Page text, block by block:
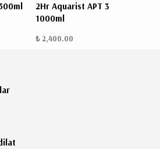
2Hr Aquarist APT 3
1000ml
₺ 2,400.00